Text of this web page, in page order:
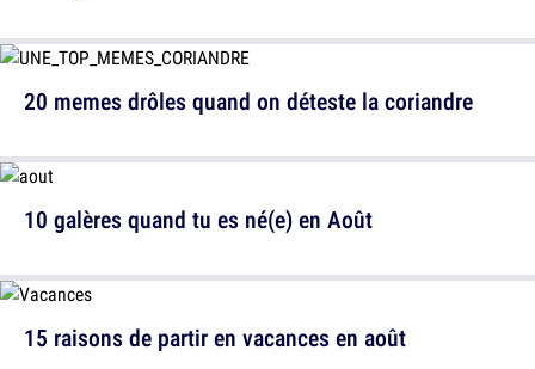
10 galères quand tu es né(e) en Août
20 memes drôles quand on déteste la coriandre
15 raisons de partir en vacances en août